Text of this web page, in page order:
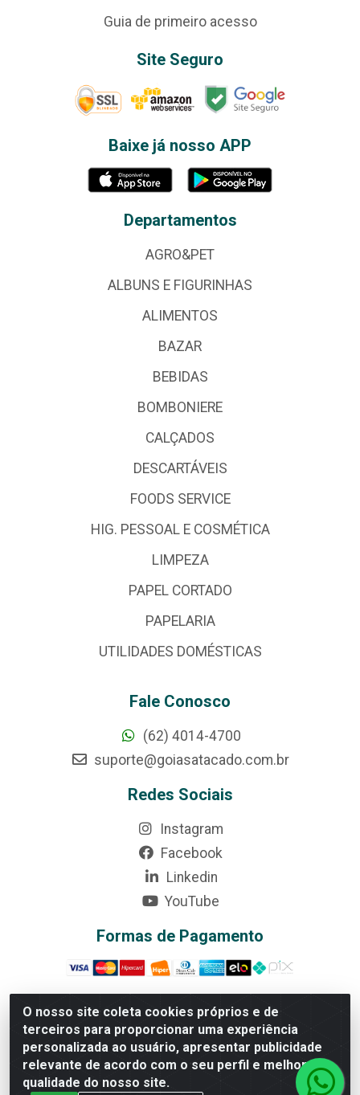
O nosso site coleta cookies próprios e de
terceiros para proporcionar uma experiência
personalizada ao usuário, apresentar publicidade
relevante de acordo com o seu perfil e melhorar a
qualidade do nosso site.
Guia de primeiro acesso
Site Seguro
Baixe já nosso APP
Departamentos
AGRO&PET
ALBUNS E FIGURINHAS
ALIMENTOS
BAZAR
BEBIDAS
BOMBONIERE
CALÇADOS
DESCARTÁVEIS
FOODS SERVICE
HIG. PESSOAL E COSMÉTICA
LIMPEZA
PAPEL CORTADO
PAPELARIA
UTILIDADES DOMÉSTICAS
Fale Conosco
(62) 4014-4700
suporte@goiasatacado.com.br
Redes Sociais
Instagram
Facebook
Linkedin
YouTube
Formas de Pagamento
Rede Brasil - Avenida Universitária, nº 3860, Jardim das
Américas II Etapa - Anápolis/GO - CEP 75070-415 -
CNPJ 07.728.073/0002-24